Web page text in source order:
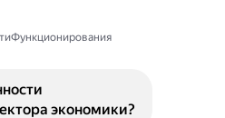
экономики?